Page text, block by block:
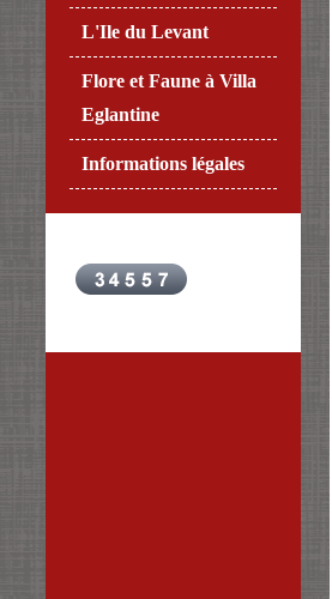
L'Ile du Levant
Flore et Faune à Villa
Eglantine
Informations légales